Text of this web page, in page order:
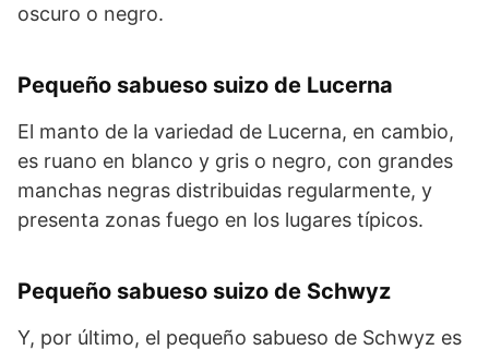
oscuro o negro.
Pequeño sabueso suizo de Lucerna
El manto de la variedad de Lucerna, en cambio,
es ruano en blanco y gris o negro, con grandes
manchas negras distribuidas regularmente, y
presenta zonas fuego en los lugares típicos.
Pequeño sabueso suizo de Schwyz
Y, por último, el pequeño sabueso de Schwyz es